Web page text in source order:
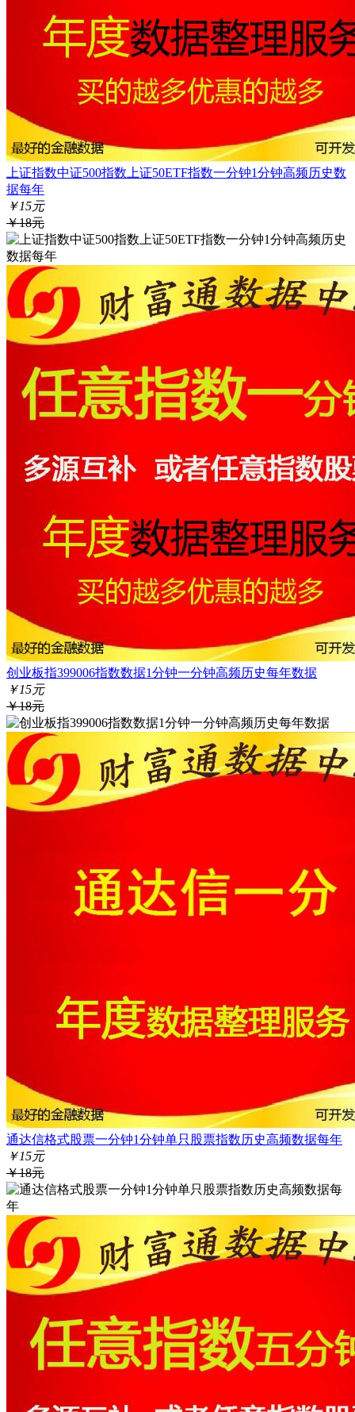
上证指数中证500指数上证50ETF指数一分钟1分钟高频历史数
据每年
￥15元
￥18元
创业板指399006指数数据1分钟一分钟高频历史每年数据
￥15元
￥18元
通达信格式股票一分钟1分钟单只股票指数历史高频数据每年
￥15元
￥18元